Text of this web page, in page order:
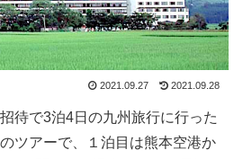
2021.09.27 2021.09.28
待で3泊4日の九州旅行に行った
ツアーで、１泊目は熊本空港か